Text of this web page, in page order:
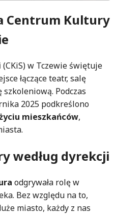
Centrum Kultury
(CKiS) w Tczewie świętuje
łączące teatr, salę
Podczas
2025 podkreślono
mieszkańców,
według dyrekcji
odgrywała rolę w
Bez względu na to,
miasto, każdy z nas